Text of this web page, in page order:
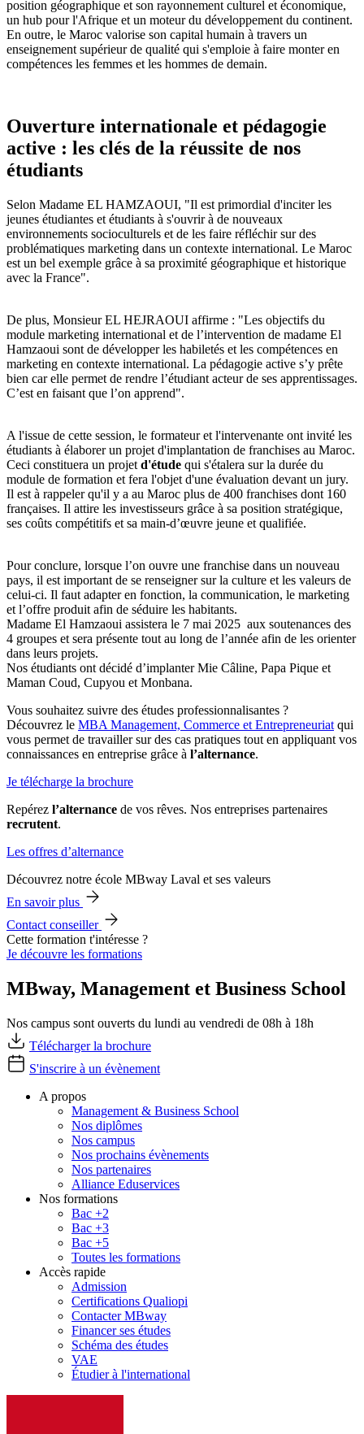
position géographique et son rayonnement culturel et économique,
un hub pour l'Afrique et un moteur du développement du continent.
En outre, le Maroc valorise son capital humain à travers un
enseignement supérieur de qualité qui s'emploie à faire monter en
compétences les femmes et les hommes de demain.
Ouverture internationale et pédagogie
active : les clés de la réussite de nos
étudiants
Selon Madame EL HAMZAOUI, "Il est primordial d'inciter les
jeunes étudiantes et étudiants à s'ouvrir à de nouveaux
environnements socioculturels et de les faire réfléchir sur des
problématiques marketing dans un contexte international. Le Maroc
est un bel exemple grâce à sa proximité géographique et historique
avec la France".
De plus, Monsieur EL HEJRAOUI affirme : "Les objectifs du
module marketing international et de l’intervention de madame El
Hamzaoui sont de développer les habiletés et les compétences en
marketing en contexte international. La pédagogie active s’y prête
bien car elle permet de rendre l’étudiant acteur de ses apprentissages.
C’est en faisant que l’on apprend".
A l'issue de cette session, le formateur et l'intervenante ont invité les
étudiants à élaborer un projet d'implantation de franchises au Maroc.
Ceci constituera un projet d'étude qui s'étalera sur la durée du
module de formation et fera l'objet d'une évaluation devant un jury.
Il est à rappeler qu'il y a au Maroc plus de 400 franchises dont 160
françaises. Il attire les investisseurs grâce à sa position stratégique,
ses coûts compétitifs et sa main-d’œuvre jeune et qualifiée.
Pour conclure, lorsque l’on ouvre une franchise dans un nouveau
pays, il est important de se renseigner sur la culture et les valeurs de
celui-ci. Il faut adapter en fonction, la communication, le marketing
et l’offre produit afin de séduire les habitants.
Madame El Hamzaoui assistera le 7 mai 2025 aux soutenances des
4 groupes et sera présente tout au long de l’année afin de les orienter
dans leurs projets.
Nos étudiants ont décidé d’implanter Mie Câline, Papa Pique et
Maman Coud, Cupyou et Monbana.
Vous souhaitez suivre des études professionnalisantes ?
Découvrez le MBA Management, Commerce et Entrepreneuriat qui
vous permet de travailler sur des cas pratiques tout en appliquant vos
connaissances en entreprise grâce à l’alternance.
Je télécharge la brochure
Repérez l’alternance de vos rêves. Nos entreprises partenaires
recrutent.
Les offres d’alternance
Découvrez notre école MBway Laval et ses valeurs
En savoir plus
Contact conseiller
Cette formation t'intéresse ?
Je découvre les formations
MBway, Management et Business School
Nos campus sont ouverts du lundi au vendredi de 08h à 18h
Télécharger la brochure
S'inscrire à un évènement
A propos
Management & Business School
Nos diplômes
Nos campus
Nos prochains évènements
Nos partenaires
Alliance Eduservices
Nos formations
Bac +2
Bac +3
Bac +5
Toutes les formations
Accès rapide
Admission
Certifications Qualiopi
Contacter MBway
Financer ses études
Schéma des études
VAE
Étudier à l'international